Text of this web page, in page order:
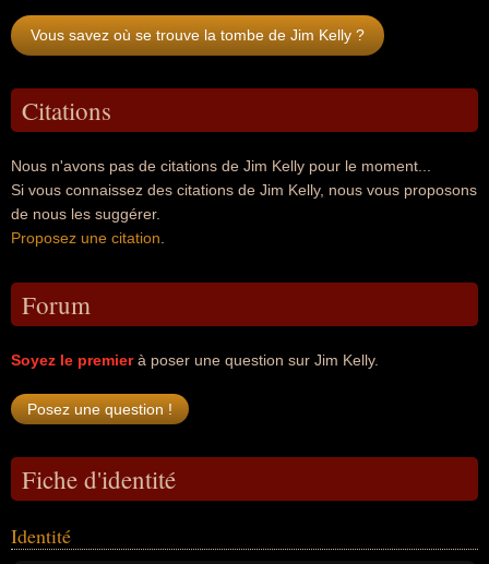
Vous savez où se trouve la tombe de Jim Kelly ?
Citations
Nous n'avons pas de citations de Jim Kelly pour le moment...
Si vous connaissez des citations de Jim Kelly, nous vous proposons
de nous les suggérer.
Proposez une citation
Forum
Soyez le premierà poser une question sur Jim Kelly.
Fiche d'identité
Identité